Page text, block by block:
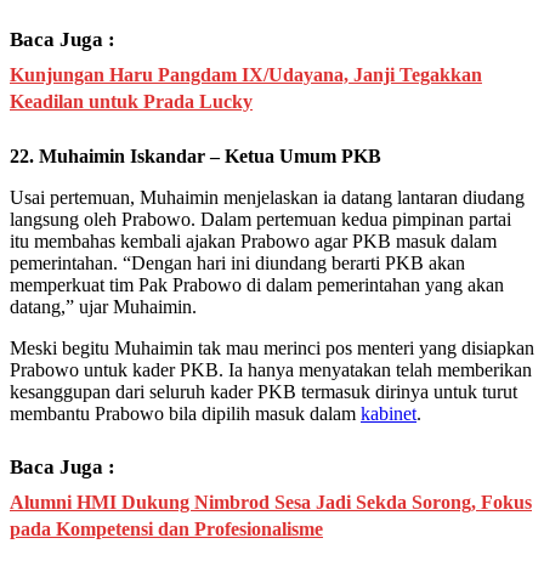
Baca Juga :
Kunjungan Haru Pangdam IX/Udayana, Janji Tegakkan
Keadilan untuk Prada Lucky
22. Muhaimin Iskandar – Ketua Umum PKB
Usai pertemuan, Muhaimin menjelaskan ia datang lantaran diudang
langsung oleh Prabowo. Dalam pertemuan kedua pimpinan partai
itu membahas kembali ajakan Prabowo agar PKB masuk dalam
pemerintahan. “Dengan hari ini diundang berarti PKB akan
memperkuat tim Pak Prabowo di dalam pemerintahan yang akan
datang,” ujar Muhaimin.
Meski begitu Muhaimin tak mau merinci pos menteri yang disiapkan
Prabowo untuk kader PKB. Ia hanya menyatakan telah memberikan
kesanggupan dari seluruh kader PKB termasuk dirinya untuk turut
membantu Prabowo bila dipilih masuk dalam kabinet.
Baca Juga :
Alumni HMI Dukung Nimbrod Sesa Jadi Sekda Sorong, Fokus
pada Kompetensi dan Profesionalisme